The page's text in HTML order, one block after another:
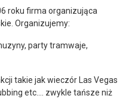
roku firma organizująca
Organizujemy:
party tramwaje,
takie jak wieczór Las Vegas
etc.... zwykle tańsze niż